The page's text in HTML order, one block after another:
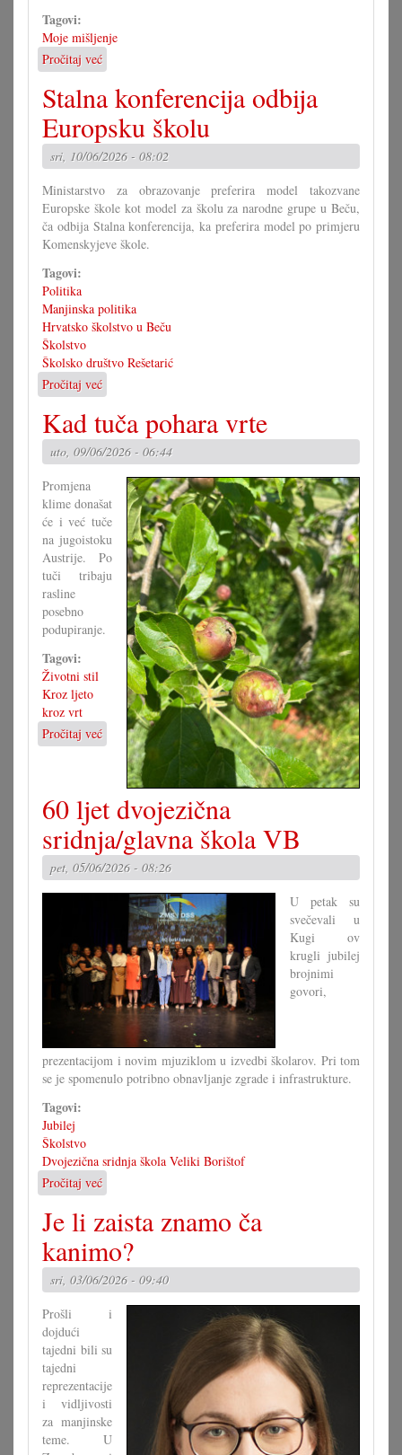
Tagovi:
Moje mišljenje
Pročitaj već
Komenskyjeva
škola
je
europska
škola
Stalna konferencija odbija
Europsku školu
sri, 10/06/2026 - 08:02
Ministarstvo za obrazovanje preferira model takozvane
Europske škole kot model za školu za narodne grupe u Beču,
ča odbija Stalna konferencija, ka preferira model po primjeru
Komenskyjeve škole.
Tagovi:
Politika
Manjinska politika
Hrvatsko školstvo u Beču
Školstvo
Školsko društvo Rešetarić
Pročitaj već
Stalna
konferencija
odbija
Europsku
školu
Kad tuča pohara vrte
uto, 09/06/2026 - 06:44
Promjena
klime donašat
će i već tuče
na jugoistoku
Austrije. Po
tuči tribaju
rasline
posebno
podupiranje.
Tagovi:
Životni stil
Kroz ljeto
kroz vrt
Pročitaj već
Kad
pohara
vrte
60 ljet dvojezična
sridnja/glavna škola VB
pet, 05/06/2026 - 08:26
U petak su
svečevali u
Kugi ov
krugli jubilej
brojnimi
govori,
prezentacijom i novim mjuziklom u izvedbi školarov. Pri tom
se je spomenulo potribno obnavljanje zgrade i infrastrukture.
Tagovi:
Jubilej
Školstvo
Dvojezična sridnja škola Veliki Borištof
Pročitaj već
60
ljet
dvojezična
sridnja/glavna
škola
VB
Je li zaista znamo ča
kanimo?
sri, 03/06/2026 - 09:40
Prošli i
dojdući
tajedni bili su
tajedni
reprezentacije
i vidljivosti
za manjinske
teme. U